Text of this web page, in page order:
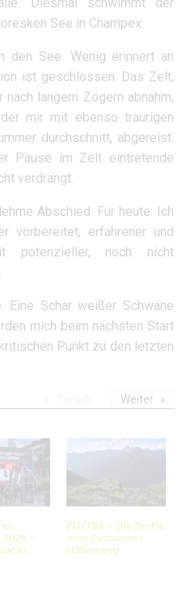
See in Champex.
den See. Wenig erinnert an
ist geschlossen. Das Zelt,
langem Zögern abnahm,
mir mit ebenso traurigen
durchschnitt, abgereist.
Pause im Zelt eintretende
verdrängt.
Abschied. Für heute. Ich
vorbereitet, erfahrener und
potenzieller, noch nicht
Schar weißer Schwäne
mich beim nächsten Start
Punkt zu den letzten
2026 –
PIUT85 – Die Bestie
vom Paznauner
Höhenweg
Weiter